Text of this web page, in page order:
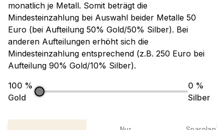
monatlich je Metall. Somit beträgt die
Mindesteinzahlung bei Auswahl beider Metalle 50
Euro (bei Aufteilung 50% Gold/50% Silber). Bei
anderen Aufteilungen erhöht sich die
Mindesteinzahlung entsprechend (z.B. 250 Euro bei
Aufteilung 90% Gold/10% Silber).
100 %
Gold
0 %
Silber